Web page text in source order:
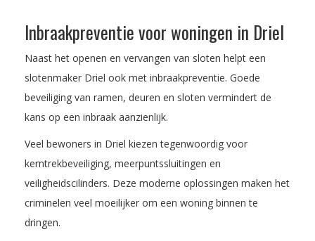
Inbraakpreventie voor woningen in Driel
Naast het openen en vervangen van sloten helpt een
slotenmaker Driel ook met inbraakpreventie. Goede
beveiliging van ramen, deuren en sloten vermindert de
kans op een inbraak aanzienlijk.
Veel bewoners in Driel kiezen tegenwoordig voor
kerntrekbeveiliging, meerpuntssluitingen en
veiligheidscilinders. Deze moderne oplossingen maken het
criminelen veel moeilijker om een woning binnen te
dringen.